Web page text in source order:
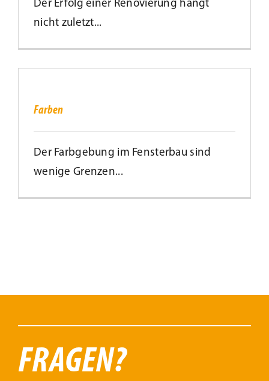
Der Erfolg einer Renovierung hängt
nicht zuletzt...
Farben
Der Farbgebung im Fensterbau sind
wenige Grenzen...
FRAGEN?